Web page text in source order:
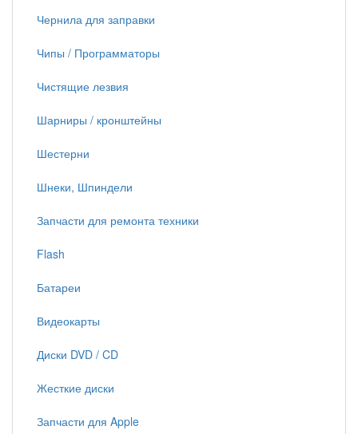
Чернила для заправки
Чипы / Программаторы
Чистящие лезвия
Шарниры / кронштейны
Шестерни
Шнеки, Шпиндели
Запчасти для ремонта техники
Flash
Батареи
Видеокарты
Диски DVD / CD
Жесткие диски
Запчасти для Apple